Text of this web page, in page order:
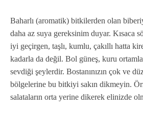
Baharlı (aromatik) bitkilerden olan
daha az suya gereksinim duyar. Kısaca
iyi geçirgen, taşlı, kumlu, çakıllı hatta
kadarla da değil. Bol güneş, kuru
sevdiği şeylerdir. Bostanınızın çok ve
bölgelerine bu bitkiyi sakın dikmeyin.
salataların orta yerine dikerek elinizde